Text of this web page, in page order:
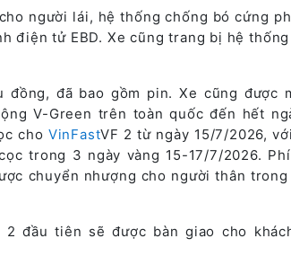
người lái, hệ thống chống bó cứng
điện tử EBD. Xe cũng trang bị hệ
đồng, đã bao gồm pin. Xe cũng được
V-Green trên toàn quốc đến hết
cho VinFastVF 2 từ ngày 15/7/2026,
trong 3 ngày vàng 15-17/7/2026.
chuyển nhượng cho người thân
2 đầu tiên sẽ được bàn giao cho